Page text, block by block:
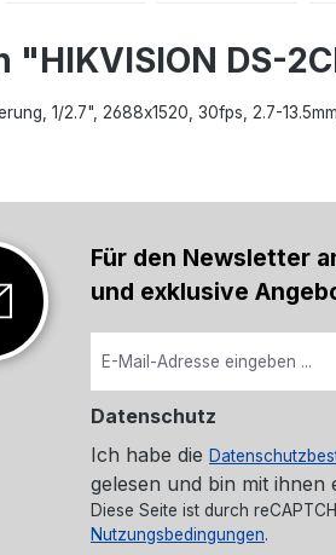
DS-
1/2.7", 2688x1520, 30fps, 2.7-
Für den Newsletter
und exklusive
Datenschutz
Ich habe die
gelesen und bin mit ihnen
Diese Seite ist durch
Nutzungsbedingungen.